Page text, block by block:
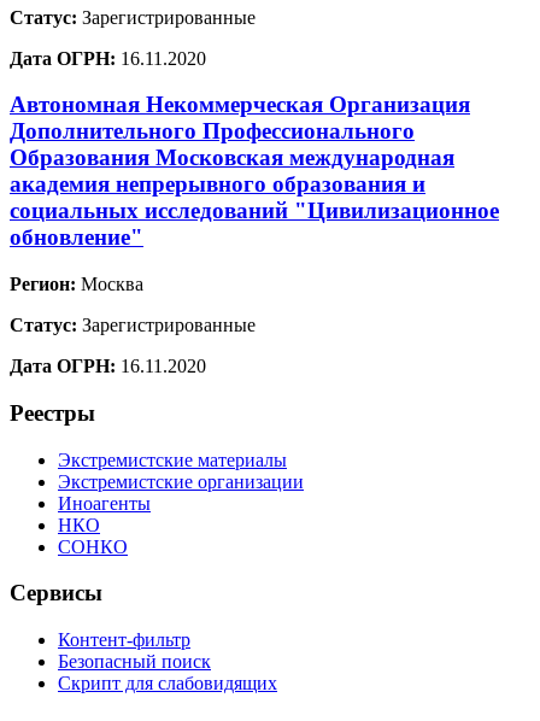
Статус: Зарегистрированные
Дата ОГРН: 16.11.2020
Автономная Некоммерческая Организация
Дополнительного Профессионального
Образования Московская международная
академия непрерывного образования и
социальных исследований "Цивилизационное
обновление"
Регион: Москва
Статус: Зарегистрированные
Дата ОГРН: 16.11.2020
Реестры
Экстремистские материалы
Экстремистские организации
Иноагенты
НКО
СОНКО
Сервисы
Контент-фильтр
Безопасный поиск
Скрипт для слабовидящих